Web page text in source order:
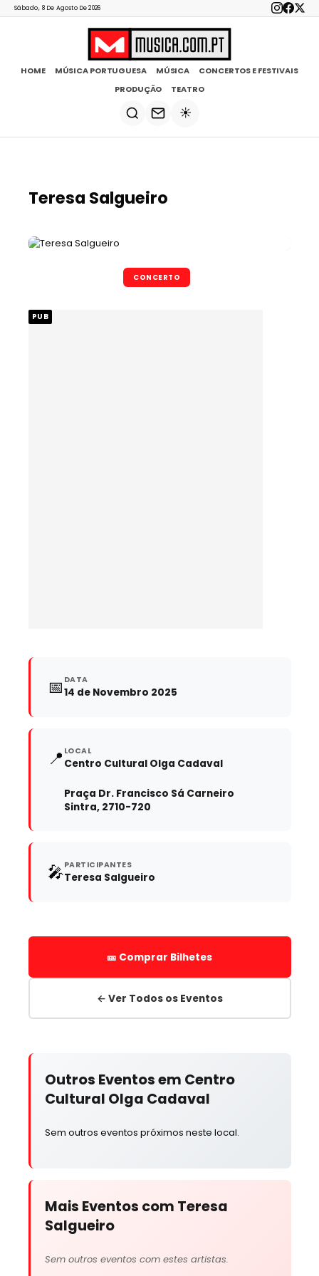
Sábado, 8 De Agosto De 2026
HOME MÚSICA PORTUGUESA MÚSICA
CONCERTOS E FESTIVAIS
PRODUÇÃO
TEATRO
☀️
Teresa Salgueiro
CONCERTO
PUB
📅 DATA
14 de Novembro 2025
📍 LOCAL
Centro Cultural Olga Cadaval
Praça Dr. Francisco Sá Carneiro
Sintra, 2710-720
🎤PARTICIPANTES
Teresa Salgueiro
🎫 Comprar Bilhetes
← Ver Todos os Eventos
Outros Eventos em Centro
Cultural Olga Cadaval
Sem outros eventos próximos neste local.
Mais Eventos com Teresa
Salgueiro
Sem outros eventos com estes artistas.